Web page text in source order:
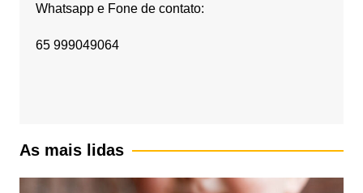
Whatsapp e Fone de contato:
65 999049064
As mais lidas